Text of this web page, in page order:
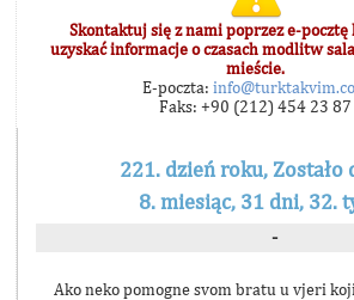
Skontaktuj się z nami poprzez e-pocztę
uzyskać informacje o czasach modlitw
mieście.
E-poczta:
Faks: +90 (212) 454 23 87
221. dzień roku, Zostało
8. miesiąc, 31 dni, 32.
-
Ako neko pomogne svom bratu u vjeri